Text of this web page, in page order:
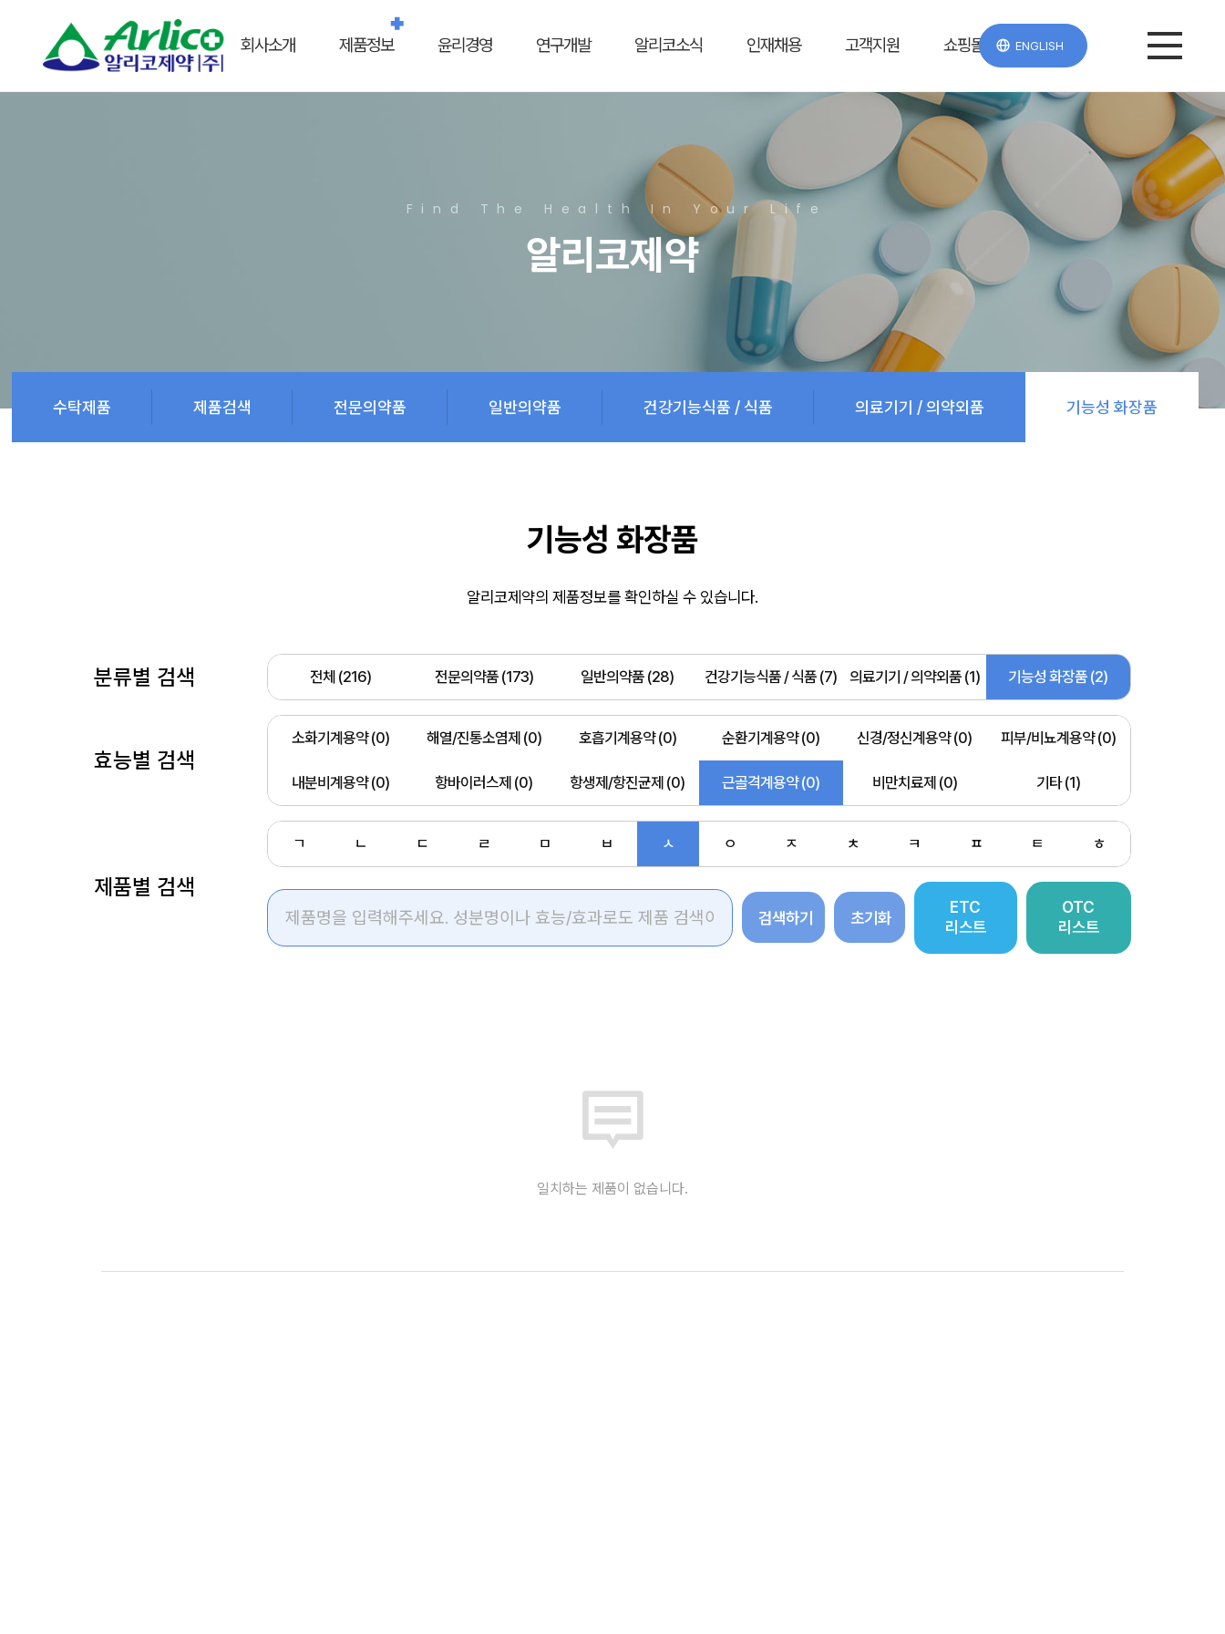
회사소개 제품정보 윤리경영 연구개발 알리코소식 인재채용 고객지원 쇼핑몰 ENGLISH
Find The Health In Your Life
알리코제약
수탁제품 제품검색 전문의약품 일반의약품 건강기능식품 / 식품 의료기기 / 의약외품 기능성 화장품
기능성 화장품
알리코제약의 제품정보를 확인하실 수 있습니다.
분류별 검색 전체 (216) 전문의약품 (173) 일반의약품 (28) 건강기능식품 / 식품 (7) 의료기기 / 의약외품 (1) 기능성 화장품 (2)
효능별 검색
소화기계용약 (0) 해열/진통소염제 (0) 호흡기계용약 (0) 순환기계용약 (0) 신경/정신계용약 (0) 피부/비뇨계용약 (0)
내분비계용약 (0) 항바이러스제 (0) 항생제/항진균제 (0) 근골격계용약 (0) 비만치료제 (0) 기타 (1)
제품별 검색
ㄱ ㄴ ㄷ ㄹ ㅁ ㅂ ㅅ ㅇ ㅈ ㅊ ㅋ ㅍ ㅌ ㅎ
검색하기 초기화
ETC
리스트
OTC
리스트
일치하는 제품이 없습니다.